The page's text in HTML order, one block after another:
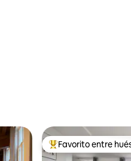
De los mejores en
Favorito entre